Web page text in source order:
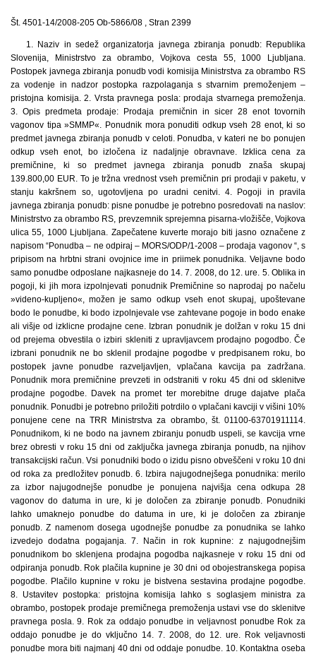
Št. 4501-14/2008-205 Ob-5866/08 , Stran 2399
1. Naziv in sedež organizatorja javnega zbiranja ponudb: Republika
Slovenija, Ministrstvo za obrambo, Vojkova cesta 55, 1000 Ljubljana.
Postopek javnega zbiranja ponudb vodi komisija Ministrstva za obrambo RS
za vodenje in nadzor postopka razpolaganja s stvarnim premoženjem –
pristojna komisija. 2. Vrsta pravnega posla: prodaja stvarnega premoženja.
3. Opis predmeta prodaje: Prodaja premičnin in sicer 28 enot tovornih
vagonov tipa »SMMP«. Ponudnik mora ponuditi odkup vseh 28 enot, ki so
predmet javnega zbiranja ponudb v celoti. Ponudba, v kateri ne bo ponujen
odkup vseh enot, bo izločena iz nadaljnje obravnave. Izklica cena za
premičnine, ki so predmet javnega zbiranja ponudb znaša skupaj
139.800,00 EUR. To je tržna vrednost vseh premičnin pri prodaji v paketu, v
stanju kakršnem so, ugotovljena po uradni cenitvi. 4. Pogoji in pravila
javnega zbiranja ponudb: pisne ponudbe je potrebno posredovati na naslov:
Ministrstvo za obrambo RS, prevzemnik sprejemna pisarna-vložišče, Vojkova
ulica 55, 1000 Ljubljana. Zapečatene kuverte morajo biti jasno označene z
napisom “Ponudba – ne odpiraj – MORS/ODP/1-2008 – prodaja vagonov “, s
pripisom na hrbtni strani ovojnice ime in priimek ponudnika. Veljavne bodo
samo ponudbe odposlane najkasneje do 14. 7. 2008, do 12. ure. 5. Oblika in
pogoji, ki jih mora izpolnjevati ponudnik Premičnine so naprodaj po načelu
»videno-kupljeno«, možen je samo odkup vseh enot skupaj, upoštevane
bodo le ponudbe, ki bodo izpolnjevale vse zahtevane pogoje in bodo enake
ali višje od izklicne prodajne cene. Izbran ponudnik je dolžan v roku 15 dni
od prejema obvestila o izbiri skleniti z upravljavcem prodajno pogodbo. Če
izbrani ponudnik ne bo sklenil prodajne pogodbe v predpisanem roku, bo
postopek javne ponudbe razveljavljen, vplačana kavcija pa zadržana.
Ponudnik mora premičnine prevzeti in odstraniti v roku 45 dni od sklenitve
prodajne pogodbe. Davek na promet ter morebitne druge dajatve plača
ponudnik. Ponudbi je potrebno priložiti potrdilo o vplačani kavciji v višini 10%
ponujene cene na TRR Ministrstva za obrambo, št. 01100-63701911114.
Ponudnikom, ki ne bodo na javnem zbiranju ponudb uspeli, se kavcija vrne
brez obresti v roku 15 dni od zaključka javnega zbiranja ponudb, na njihov
transakcijski račun. Vsi ponudniki bodo o izidu pisno obveščeni v roku 10 dni
od roka za predložitev ponudb. 6. Izbira najugodnejšega ponudnika: merilo
za izbor najugodnejše ponudbe je ponujena najvišja cena odkupa 28
vagonov do datuma in ure, ki je določen za zbiranje ponudb. Ponudniki
lahko umaknejo ponudbe do datuma in ure, ki je določen za zbiranje
ponudb. Z namenom dosega ugodnejše ponudbe za ponudnika se lahko
izvedejo dodatna pogajanja. 7. Način in rok kupnine: z najugodnejšim
ponudnikom bo sklenjena prodajna pogodba najkasneje v roku 15 dni od
odpiranja ponudb. Rok plačila kupnine je 30 dni od obojestranskega popisa
pogodbe. Plačilo kupnine v roku je bistvena sestavina prodajne pogodbe.
8. Ustavitev postopka: pristojna komisija lahko s soglasjem ministra za
obrambo, postopek prodaje premičnega premoženja ustavi vse do sklenitve
pravnega posla. 9. Rok za oddajo ponudbe in veljavnost ponudbe Rok za
oddajo ponudbe je do vključno 14. 7. 2008, do 12. ure. Rok veljavnosti
ponudbe mora biti najmanj 40 dni od oddaje ponudbe. 10. Kontaktna oseba